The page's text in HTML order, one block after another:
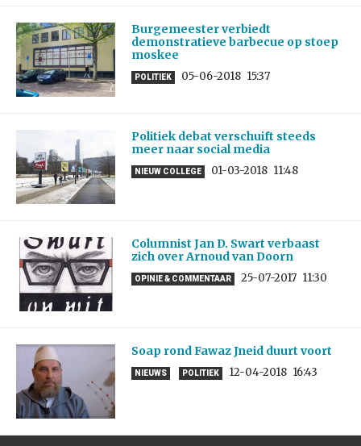
Burgemeester verbiedt
demonstratieve barbecue op stoep
moskee
POLITIEK 05-06-2018 15:37
Politiek debat verschuift steeds
meer naar social media
NIEUW COLLEGE 01-03-2018 11:48
Columnist Jan D. Swart verbaast
zich over Arnoud van Doorn
OPINIE & COMMENTAAR 25-07-2017 11:30
Soap rond Fawaz Jneid duurt voort
NIEUWS POLITIEK 12-04-2018 16:43